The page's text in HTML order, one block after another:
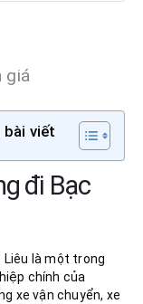
giá
bài viết
đi Bạc
Liêu là một trong
chính của
xe vận chuyển, xe